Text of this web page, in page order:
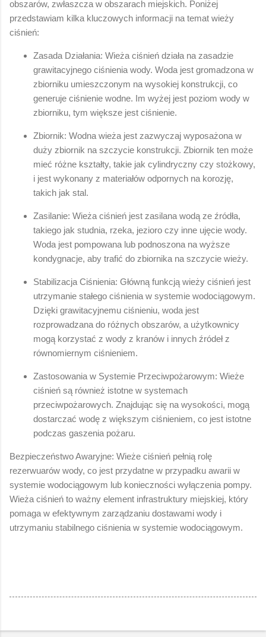
obszarów, zwłaszcza w obszarach miejskich. Poniżej
przedstawiam kilka kluczowych informacji na temat wieży
ciśnień:
Zasada Działania: Wieża ciśnień działa na zasadzie
grawitacyjnego ciśnienia wody. Woda jest gromadzona w
zbiorniku umieszczonym na wysokiej konstrukcji, co
generuje ciśnienie wodne. Im wyżej jest poziom wody w
zbiorniku, tym większe jest ciśnienie.
Zbiornik: Wodna wieża jest zazwyczaj wyposażona w
duży zbiornik na szczycie konstrukcji. Zbiornik ten może
mieć różne kształty, takie jak cylindryczny czy stożkowy,
i jest wykonany z materiałów odpornych na korozję,
takich jak stal.
Zasilanie: Wieża ciśnień jest zasilana wodą ze źródła,
takiego jak studnia, rzeka, jezioro czy inne ujęcie wody.
Woda jest pompowana lub podnoszona na wyższe
kondygnacje, aby trafić do zbiornika na szczycie wieży.
Stabilizacja Ciśnienia: Główną funkcją wieży ciśnień jest
utrzymanie stałego ciśnienia w systemie wodociągowym.
Dzięki grawitacyjnemu ciśnieniu, woda jest
rozprowadzana do różnych obszarów, a użytkownicy
mogą korzystać z wody z kranów i innych źródeł z
równomiernym ciśnieniem.
Zastosowania w Systemie Przeciwpożarowym: Wieże
ciśnień są również istotne w systemach
przeciwpożarowych. Znajdując się na wysokości, mogą
dostarczać wodę z większym ciśnieniem, co jest istotne
podczas gaszenia pożaru.
Bezpieczeństwo Awaryjne: Wieże ciśnień pełnią rolę
rezerwuarów wody, co jest przydatne w przypadku awarii w
systemie wodociągowym lub konieczności wyłączenia pompy.
Wieża ciśnień to ważny element infrastruktury miejskiej, który
pomaga w efektywnym zarządzaniu dostawami wody i
utrzymaniu stabilnego ciśnienia w systemie wodociągowym.